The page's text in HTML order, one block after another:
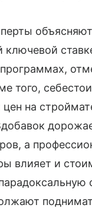
того,
цен на
а
влияет и